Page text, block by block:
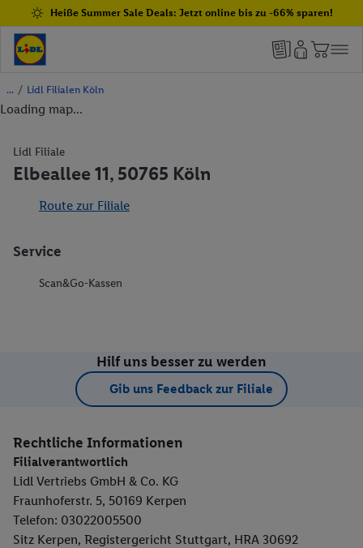
Heiße Summer Sale Deals: Jetzt online bis zu -66% sparen!
/ Lidl Filialen Köln
Loading map...
Lidl Filiale
Elbeallee 11, 50765 Köln
Route zur Filiale
Service
Scan&Go-Kassen
Hilf uns besser zu werden
Gib uns Feedback zur Filiale
Rechtliche Informationen
Filialverantwortlich
Lidl Vertriebs GmbH & Co. KG
Fraunhoferstr. 5, 50169 Kerpen
Telefon: 03022005500
Sitz Kerpen, Registergericht Stuttgart, HRA 30692